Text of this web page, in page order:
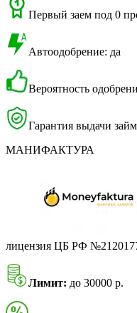
Первый заем под 0
Автоодобрение: да
Вероятность
Гарантия выдачи
МАНИФАКТУРА
лицензия ЦБ РФ
Лимит: до 30000 р.